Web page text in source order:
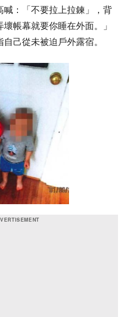
喊：「不要拉上拉鍊」，背
帳幕就要你睡在外面。」
己從未被迫戶外露宿。